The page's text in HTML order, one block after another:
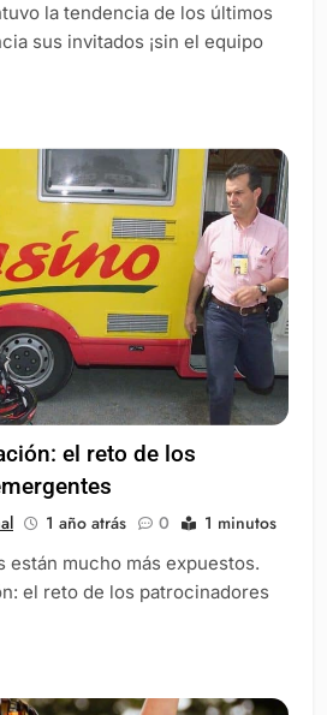
la tendencia de los últimos
sus invitados ¡sin el equipo
el reto de los
1 año atrás 0 1 minutos
están mucho más expuestos.
el reto de los patrocinadores